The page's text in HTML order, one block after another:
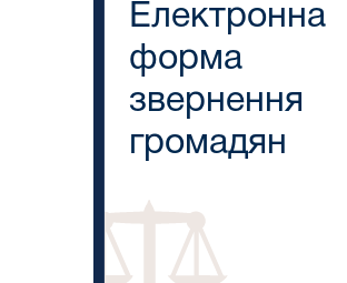
Електронна
форма
звернення
громадян